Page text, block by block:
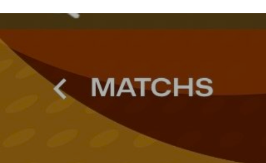
L’urgence d’un sursaut collectif
« Notre arrestation n’a servi à